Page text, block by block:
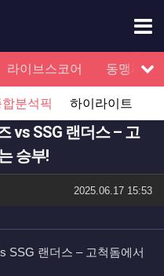
라이브스코어
동맹제휴
합분석픽 하이라이트
vs SSG 랜더스 – 고
승부!
작성일
2025.06.17 15:53